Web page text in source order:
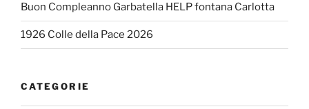
Buon Compleanno Garbatella HELP fontana Carlotta
1926 Colle della Pace 2026
CATEGORIE